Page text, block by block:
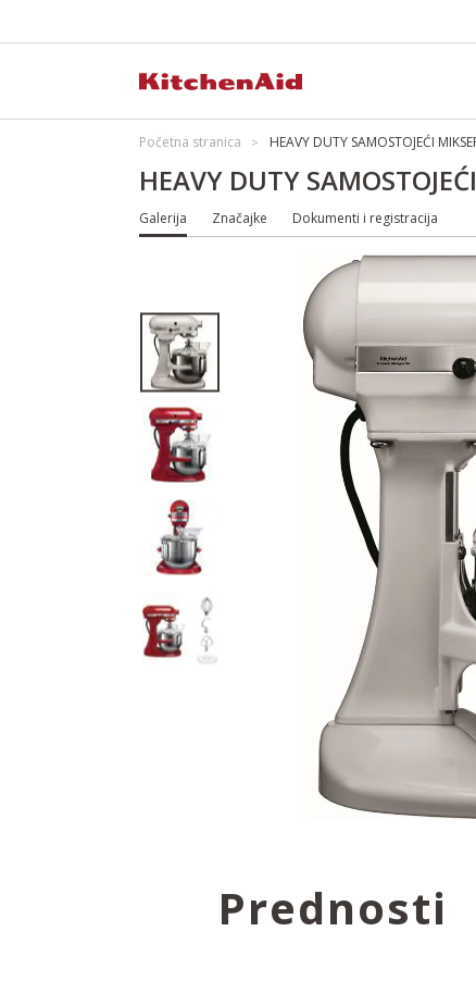
Početna stranica HEAVY DUTY SAMOSTOJEĆI
HEAVY DUTY
Galerija Značajke Dokumenti i registracija
Prednosti